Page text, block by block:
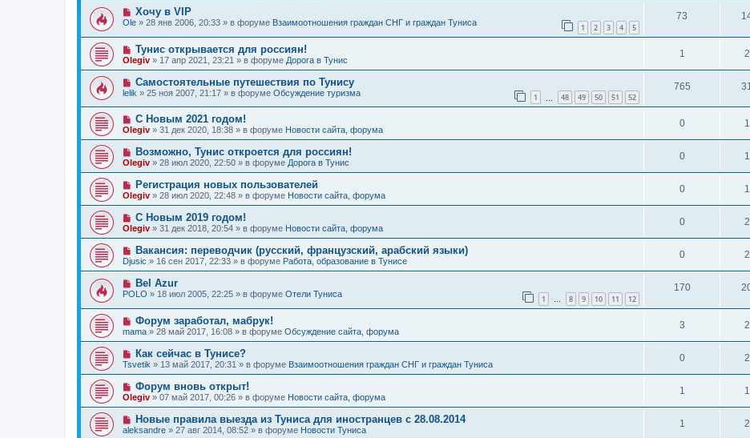
о
е
с
о
щ
е
н
и
Н
о
в
о
е
с
о
б
щ
е
н
и
е
Хочу в VIP
Ole » 28 янв 2006, 20:33 » в форуме Взаимоотношения граждан СНГ и граждан Туниса 1 2 3 4 5
73
Н
о
в
е
с
о
о
б
щ
е
и
е
Тунис открывается для россиян!
Olegiv » 17 апр 2021, 23:21 » в форуме Дорога в Тунис
1
Н
о
в
о
е
с
о
о
б
щ
е
и
е
Самостоятельные путешествия по Тунису
lelik » 25 ноя 2007, 21:17 » в форуме Обсуждение туризма 1 48 49 50 51 52
765
Н
о
о
е
с
о
б
щ
е
н
и
С Новым 2021 годом!
Olegiv » 31 дек 2020, 18:38 » в форуме Новости сайта, форума
0
Н
о
о
е
с
о
о
б
щ
е
н
и
е
Возможно, Тунис откроется для россиян!
Olegiv » 28 июл 2020, 22:50 » в форуме Дорога в Тунис
0
Н
о
е
с
о
б
щ
е
н
и
е
Регистрация новых пользователей
Olegiv » 28 июл 2020, 22:48 » в форуме Новости сайта, форума
0
Н
о
о
е
с
о
б
е
н
и
е
С Новым 2019 годом!
Olegiv » 31 дек 2018, 20:54 » в форуме Новости сайта, форума
0
Н
о
о
е
с
о
б
щ
е
и
е
Вакансия: переводчик (русский, французский, арабский языки)
Djusic » 16 сен 2017, 22:33 » в форуме Работа, образование в Тунисе
0
Н
о
о
е
с
о
б
щ
е
н
и
е
Bel Azur
POLO » 18 июл 2005, 22:25 » в форуме Отели Туниса 1 … 8 9 10 11 12
170
Н
о
в
о
е
с
о
о
б
щ
е
н
и
Форум заработал, мабрук!
mama » 28 май 2017, 16:08 » в форуме Обсуждение сайта, форума
3
Н
о
в
е
с
о
б
Как сейчас в Тунисе?
Tsvetik » 13 май 2017, 20:31 » в форуме Взаимоотношения граждан СНГ и граждан Туниса
0
Н
о
в
о
е
с
Форум вновь открыт!
Olegiv » 07 май 2017, 00:26 » в форуме Новости сайта, форума
1
Н
о
Новые правила выезда из Туниса для иностранцев с 28.08.2014
aleksandre » 27 авг 2014, 08:52 » в форуме Новости Туниса
1